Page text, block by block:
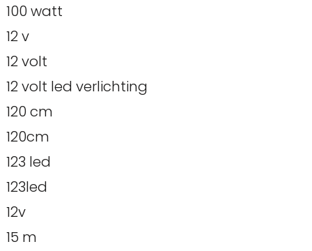
100 watt
12 v
12 volt
12 volt led verlichting
120 cm
120cm
123 led
123led
12v
15 m